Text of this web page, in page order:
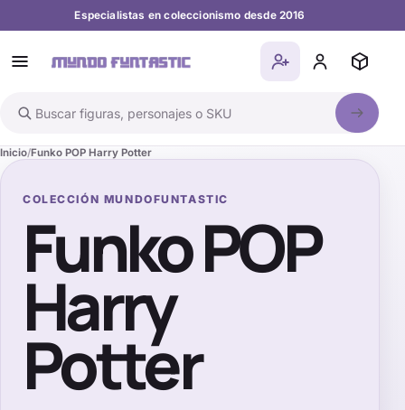
Especialistas en coleccionismo desde 2016
Buscar en el catálogo
Inicio Funko POP Harry Potter
COLECCIÓN MUNDOFUNTASTIC
Funko POP
Harry
Potter